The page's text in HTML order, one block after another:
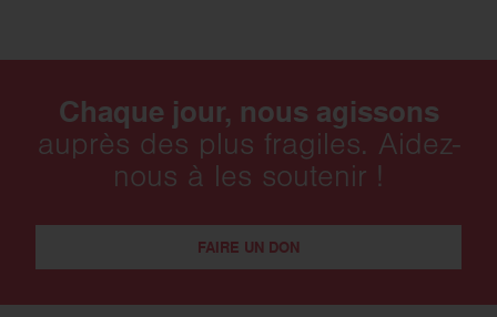
Chaque jour, nous agissons
auprès des plus fragiles. Aidez-
nous à les soutenir !
FAIRE UN DON